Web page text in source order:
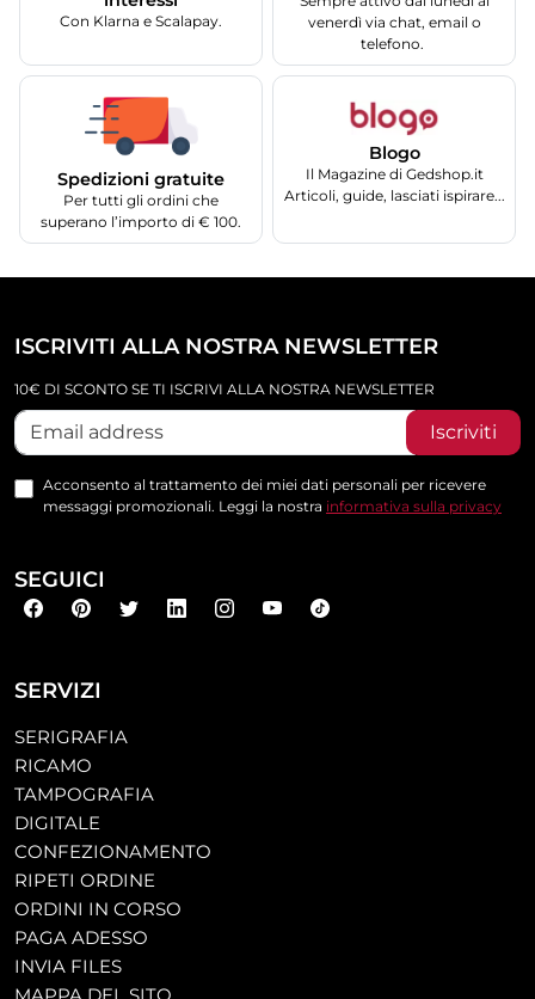
Con Klarna e Scalapay.
venerdì via chat, email o
telefono.
Spedizioni gratuite
Per tutti gli ordini che
superano l’importo di € 100.
Blogo
Il Magazine di Gedshop.it
Articoli, guide, lasciati ispirare...
SERVIZI
SERIGRAFIA
RICAMO
TAMPOGRAFIA
DIGITALE
CONFEZIONAMENTO
RIPETI ORDINE
ORDINI IN CORSO
PAGA ADESSO
INVIA FILES
ISCRIVITI ALLA NOSTRA NEWSLETTER
10€ DI SCONTO SE TI ISCRIVI ALLA NOSTRA NEWSLETTER
Iscriviti
Acconsento al trattamento dei miei dati personali per ricevere
messaggi promozionali. Leggi la nostra informativa sulla privacy
SEGUICI